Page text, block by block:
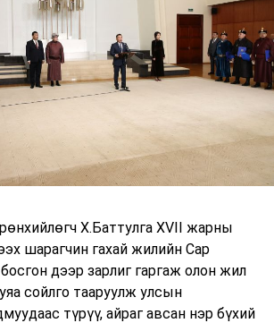
Х.Баттулга XVII жарны
шарагчин гахай жилийн Сар
дээр зарлиг гаргаж олон жил
сойлго тааруулж улсын
түрүү, айраг авсан нэр бүхий